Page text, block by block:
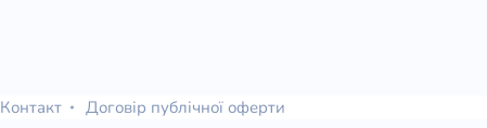
Контакт Договір публічної оферти